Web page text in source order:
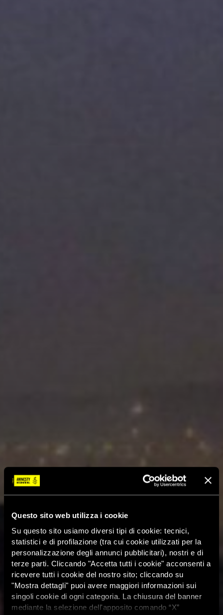
Questo sito web utilizza i cookie
Su questo sito usiamo diversi tipi di cookie: tecnici,
statistici e di profilazione (tra cui cookie utilizzati per la
personalizzazione degli annunci pubblicitari), nostri e di
terze parti. Cliccando "Accetta tutti i cookie" acconsenti a
ricevere tutti i cookie del nostro sito; cliccando su
"Mostra dettagli" puoi avere maggiori informazioni sui
singoli cookie di ogni categoria. La chiusura del banner
mediante la selezione dell'apposito comando “X”